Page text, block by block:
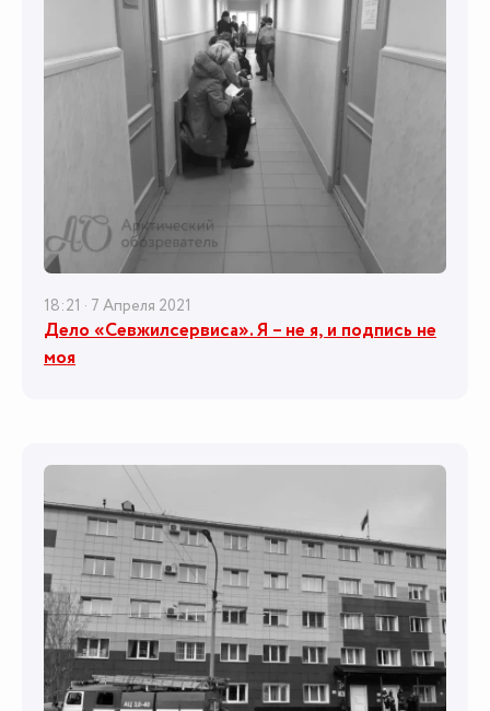
18:21 · 7 Апреля 2021
Дело «Севжилсервиса». Я – не я, и подпись не
моя